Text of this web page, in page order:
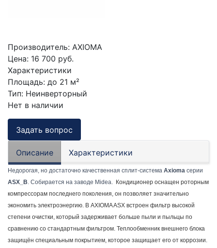
Производитель: AXIOMA
Цена: 16 700 руб.
Характеристики
Площадь: до 21 м²
Тип: Неинверторный
Нет в наличии
Задать вопрос
Описание Характеристики
Недорогая, но достаточно качественная сплит-система Axioma серии
ASX_B. Собирается на заводе Midea. Кондиционер оснащен роторным
компрессорам последнего поколения, он позволяет значительно
экономить электроэнергию. В AXIOMA ASX встроен фильтр высокой
степени очистки, который задерживает больше пыли и пыльцы по
сравнению со стандартным фильтром. Теплообменник внешнего блока
защищён специальным покрытием, которое защищает его от коррозии.